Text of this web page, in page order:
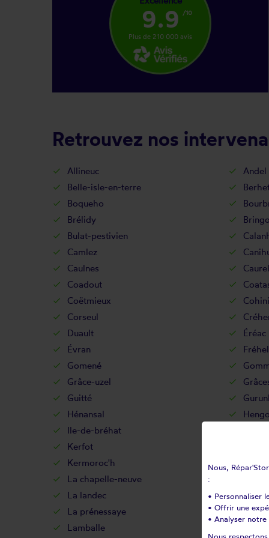
9.9 /10
Plus de 210 000 avis
Retrouvez nos
Allineuc Andel
Belle-isle-en-terre
Boqueho
Brélidy
Bulat-pestivien
Camlez
Caulnes
Caurel
Coadout
Coëtmieux
Corseul
Duault
Éréac
Évran
Fréhel
Gomené
Grâce-uzel
Guitté
Hénansal
Ile-de-bréhat
Kerfot
Kermoroc'h
Kerpert
La chapelle-neuve
La landec
La
La prénessaye
La
Lamballe
Nous,
:
• Personnaliser
• Offrir une
• Analyser notre